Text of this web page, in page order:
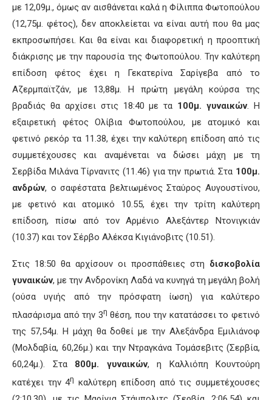
με 12,09μ., όμως αν αισθάνεται καλά η Φίλιππα Φωτοπούλου
(12,75μ. φέτος), δεν αποκλείεται να είναι αυτή που θα μας
εκπροσωπήσει. Και θα είναι και διαφορετική η προοπτική
διάκρισης με την παρουσία της Φωτοπούλου. Την καλύτερη
επίδοση φέτος έχει η Γεκατερίνα Σαρίγεβα από το
Αζερμπαϊτζάν, με 13,88μ. Η πρώτη μεγάλη κούρσα της
βραδιάς θα αρχίσει στις 18:40 με τα 100μ. γυναικών. Η
εξαιρετική φέτος Ολίβια Φωτοπούλου, με ατομικό και
φετινό ρεκόρ τα 11.38, έχει την καλύτερη επίδοση από τις
συμμετέχουσες και αναμένεται να δώσει μάχη με τη
Σερβίδα Μιλάνα Τίρνανιτς (11.46) για την πρωτιά. Στα 100μ.
ανδρών, ο σαφέστατα βελτιωμένος Σταύρος Αυγουστίνου,
με φετινό και ατομικό 10.55, έχει την τρίτη καλύτερη
επίδοση, πίσω από τον Αρμένιο Αλεξάντερ Ντονιγκιάν
(10.37) και τον Σέρβο Αλέκσα Κιγιάνοβιτς (10.51).
Στις 18:50 θα αρχίσουν οι προσπάθειες στη δισκοβολία
γυναικών, με την Ανδρονίκη Λαδά να κυνηγά τη μεγάλη βολή
(ούσα υγιής από την πρόσφατη ίωση) για καλύτερο
πλασάρισμα από την 3η θέση, που την κατατάσσει το φετινό
της 57,54μ. Η μάχη θα δοθεί με την Αλεξάνδρα Εμιλιάνοφ
(Μολδαβία, 60,26μ.) και την Ντραγκάνα Τομάσεβιτς (Σερβία,
60,24μ.). Στα 800μ. γυναικών, η Καλλιόπη Κουντούρη
κατέχει την 4η καλύτερη επίδοση από τις συμμετέχουσες